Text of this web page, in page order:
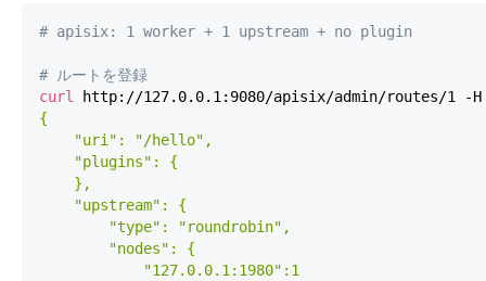
# apisix: 1 worker + 1 upstream + no plugin
# ルートを登録
curl
http://127.0.0.1:9080/apisix/admin/routes/1 -